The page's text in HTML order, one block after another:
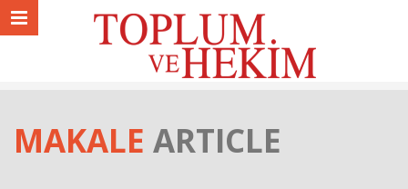
MAKALE ARTICLE